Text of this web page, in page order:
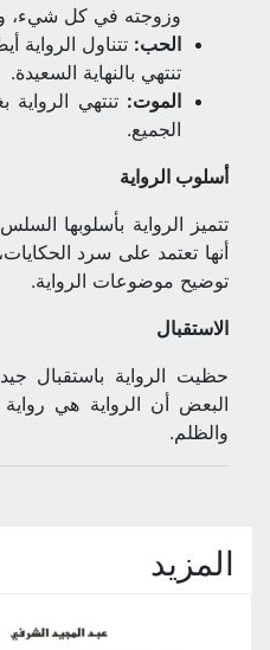
وزوجته في كل شيء،
الحب: تتناول
تنتهي بالنهاية السعيدة.
الموت: تنتهي
الجميع.
أسلوب الرواية
تتميز الرواية بأسلوبها
أنها تعتمد على سرد
توضيح موضوعات الرواية.
الاستقبال
حظيت الرواية باستقبال
البعض أن الرواية هي
والظلم.
المزيد